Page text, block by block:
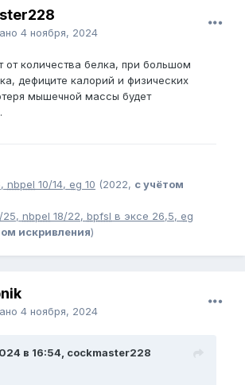
4 ноября, 2024
от количества белка, при большом
дефиците калорий и физических
мышечной массы будет
nbpel 10/14, eg 10 (2022, с учётом
25, nbpel 18/22, bpfsl в эксе 26,5, eg
искривления)
4 ноября, 2024
в 16:54, cockmaster228